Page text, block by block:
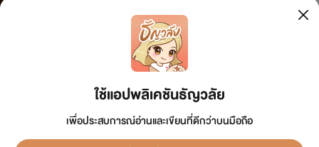
ใช้แอปพลิเคชันธัญวลัย
เพื่อประสบการณ์อ่านและเขียนที่ดีกว่าบนมือถือ
เว็บไซต์แห่งนี้ไม่ได้เห็นด้วยและไม่ขอรับผิดชอบต่อข้อความใดๆ ทั้งสิ้น ดังนั้นผู้อ่านทุกท่านโปรดใช้
วิจารณญาณในการกลั่นกรองด้วยตนเอง และหากท่านพบข้อความใดๆ ที่ขัดต่อกฎหมายและศีลธรรม
กรุณาแจ้งมาที่ tunwalai@ookbee.com เพื่อทีมงานจะได้ดำเนินการในทันที ทั้งนี้ ทางเว็บไซต์ขอสงวน
ลิขสิทธิ์ตามพระราชบัญญัติลิขสิทธิ์ (ฉบับเพิ่มเติม) พ.ศ.2558